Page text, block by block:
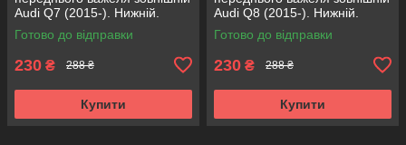
Audi Q7 (2015-). Нижній.
КОРЕЯ Acsuss! FE175192 ,
VKDS331087
Готово до відправки
230 ₴ 288 ₴
Купити
Audi Q8 (2015-). Нижній.
КОРЕЯ Acsuss! FE175192 ,
VKDS331087
Готово до відправки
230 ₴ 288 ₴
Купити